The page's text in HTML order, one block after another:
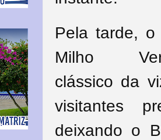
Pela tarde,
Milho
clássico da
visitantes
deixando o